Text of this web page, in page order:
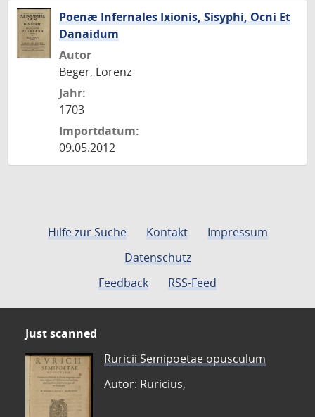
Poenæ Infernales Ixionis, Sisyphi, Ocni Et
Danaidum
Autor
Beger, Lorenz
Jahr:
1703
Importdatum:
09.05.2012
Hilfe zur Suche Kontakt
Impressum
Datenschutz
Feedback
RSS-Feed
Just scanned
Ruricii Semipoetae opusculum
Autor: Ruricius,